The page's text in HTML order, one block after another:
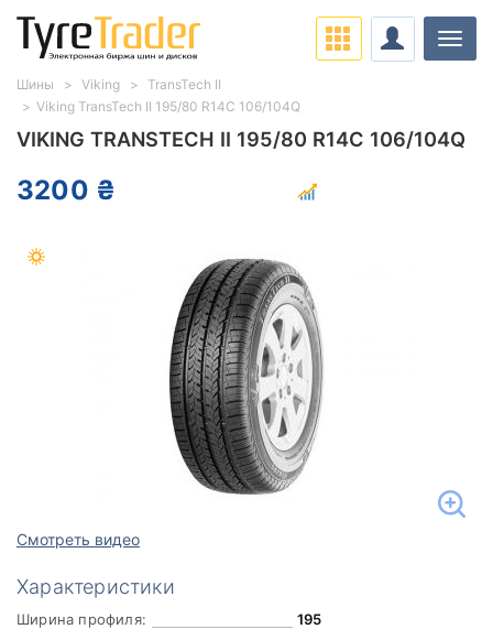
VIKING TRANSTECH II 195/80 R14C 106/104Q
3200 ₴
Смотреть видео
Характеристики
Ширина профиля:
195
Шины Viking
TransTech II
Viking TransTech II 195/80 R14C 106/104Q